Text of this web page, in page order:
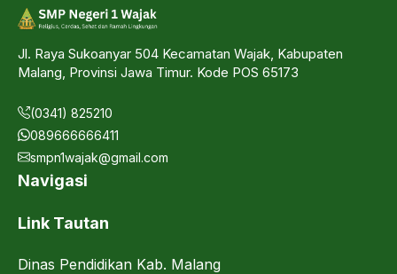
Jl. Raya Sukoanyar 504 Kecamatan Wajak, Kabupaten
Malang, Provinsi Jawa Timur. Kode POS 65173
(0341) 825210
089666666411
smpn1wajak@gmail.com
Navigasi
Link Tautan
Dinas Pendidikan Kab. Malang